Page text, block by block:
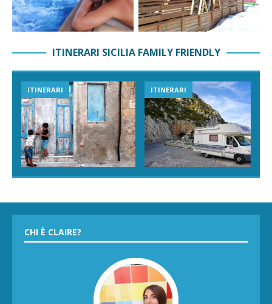
ITINERARI SICILIA FAMILY FRIENDLY
ITINERARI ITINERARI
CHI È CLAIRE?